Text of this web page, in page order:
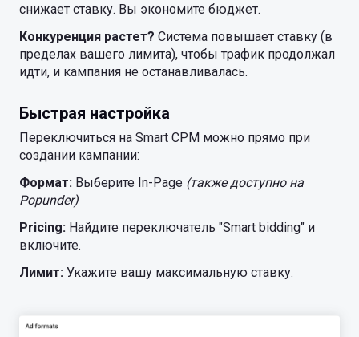
снижает ставку. Вы экономите бюджет.
Конкуренция растет? Система повышает ставку (в
пределах вашего лимита), чтобы трафик продолжал
идти, и кампания не останавливалась.
Быстрая настройка
Переключиться на Smart CPM можно прямо при
создании кампании:
Формат: Выберите In-Page (также доступно на
Popunder)
Pricing: Найдите переключатель "Smart bidding" и
включите.
Лимит: Укажите вашу максимальную ставку.